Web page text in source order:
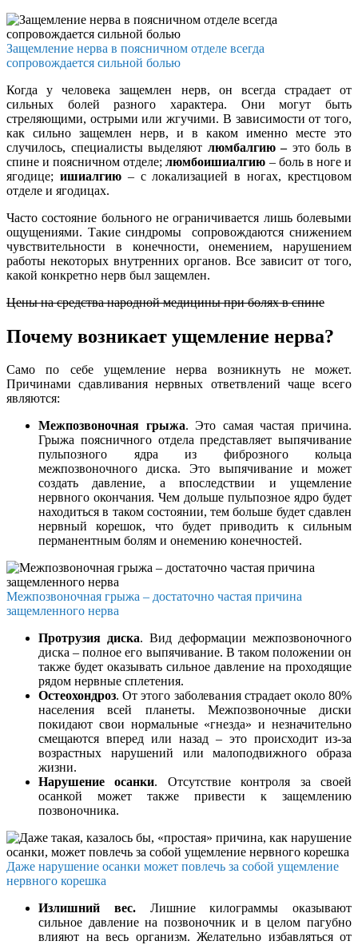
Защемление нерва в поясничном отделе всегда
сопровождается сильной болью
Когда у человека защемлен нерв, он всегда страдает от
сильных болей разного характера. Они могут быть
стреляющими, острыми или жгучими. В зависимости от того,
как сильно защемлен нерв, и в каком именно месте это
случилось, специалисты выделяют люмбалгию – это боль в
спине и поясничном отделе;люмбоишиалгию – боль в ноге и
ягодице; ишиалгию– с локализацией в ногах, крестцовом
отделе и ягодицах.
Часто состояние больного не ограничивается лишь болевыми
ощущениями. Такие синдромы сопровождаются снижением
чувствительности в конечности, онемением, нарушением
работы некоторых внутренних органов. Все зависит от того,
какой конкретно нерв был защемлен.
Цены на средства народной медицины при болях в спине
Почему возникает ущемление нерва?
Само по себе ущемление нерва возникнуть не может.
Причинами сдавливания нервных ответвлений чаще всего
являются:
Межпозвоночная грыжа. Это самая частая причина.
Грыжа поясничного отдела представляет выпячивание
пульпозного ядра из фиброзного кольца
межпозвоночного диска. Это выпячивание и может
создать давление, а впоследствии и ущемление
нервного окончания. Чем дольше пульпозное ядро будет
находиться в таком состоянии, тем больше будет сдавлен
нервный корешок, что будет приводить к сильным
перманентным болям и онемению конечностей.
Межпозвоночная грыжа – достаточно частая причина
защемленного нерва
Протрузия диска. Вид деформации межпозвоночного
диска – полное его выпячивание. В таком положении он
также будет оказывать сильное давление на проходящие
рядом нервные сплетения.
Остеохондроз. От этого заболевания страдает около 80%
населения всей планеты. Межпозвоночные диски
покидают свои нормальные «гнезда» и незначительно
смещаются вперед или назад – это происходит из-за
возрастных нарушений или малоподвижного образа
жизни.
Нарушение осанки. Отсутствие контроля за своей
осанкой может также привести к защемлению
позвоночника.
Даже нарушение осанки может повлечь за собой ущемление
нервного корешка
Излишний вес. Лишние килограммы оказывают
сильное давление на позвоночник и в целом пагубно
влияют на весь организм. Желательно избавляться от